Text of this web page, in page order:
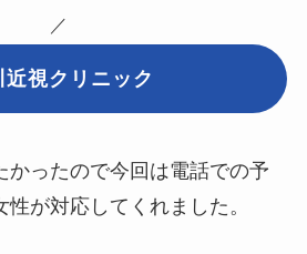
／
近視クリニック
かったので今回は電話での予
が対応してくれました。